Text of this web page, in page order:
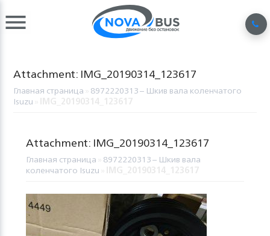
Attachment: IMG_20190314_123617
Главная страница 8972220313 – Шкив вала коленчатого
Isuzu
Attachment: IMG_20190314_123617
Главная страница 8972220313 – Шкив вала
коленчатого Isuzu